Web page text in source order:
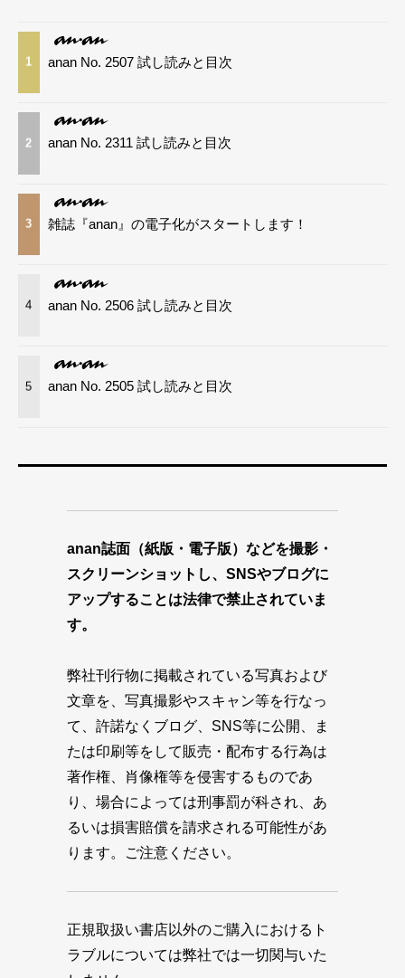
1 anan No. 2507 試し読みと目次
2 anan No. 2311 試し読みと目次
3 雑誌『anan』の電子化がスタートします！
4 anan No. 2506 試し読みと目次
5 anan No. 2505 試し読みと目次
anan誌面（紙版・電子版）などを撮影・
スクリーンショットし、SNSやブログに
アップすることは法律で禁止されていま
す。
弊社刊行物に掲載されている写真および
文章を、写真撮影やスキャン等を行なっ
て、許諾なくブログ、SNS等に公開、ま
たは印刷等をして販売・配布する行為は
著作権、肖像権等を侵害するものであ
り、場合によっては刑事罰が科され、あ
るいは損害賠償を請求される可能性があ
ります。ご注意ください。
正規取扱い書店以外のご購入におけるト
ラブルについては弊社では一切関与いた